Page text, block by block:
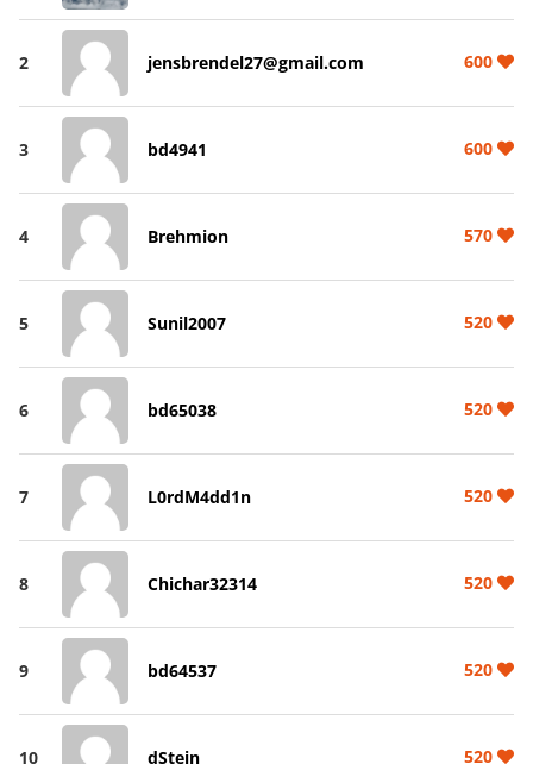
2 jensbrendel27@gmail.com 600
3 bd4941 600
4 Brehmion 570
5 Sunil2007 520
6 bd65038 520
7 L0rdM4dd1n 520
8 Chichar32314 520
9 bd64537 520
10 dStein 520